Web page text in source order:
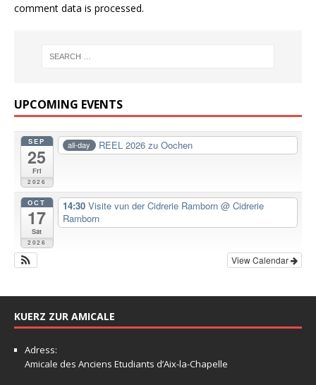
comment data is processed.
UPCOMING EVENTS
SEP
25
Fri
2026
all-day REEL 2026 zu Oochen
OCT
17
Sat
2026
14:30 Visite vun der Cidrerie Ramborn @ Cidrerie
Ramborn
View Calendar
KUERZ ZUR AMICALE
Adress:
Amicale des Anciens Etudiants d’Aix-la-Chapelle